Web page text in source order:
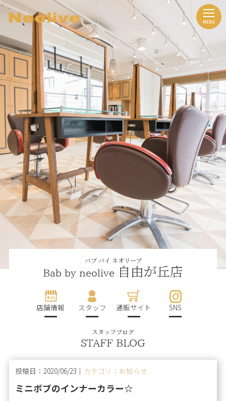
バブ バイ ネオリーブ
Bab by neolive 自由が丘店
店舗情報 スタッフ 通販サイト SNS
スタッフブログ
STAFF BLOG
投稿日：2020/06/23｜ カテゴリ：お知らせ
ミニボブのインナーカラー☆